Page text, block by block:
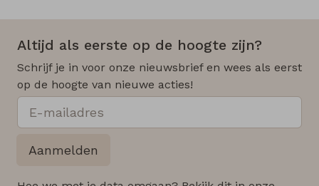
Altijd als eerste op de hoogte zijn?
Schrijf je in voor onze nieuwsbrief en wees als eerst
op de hoogte van nieuwe acties!
Aanmelden